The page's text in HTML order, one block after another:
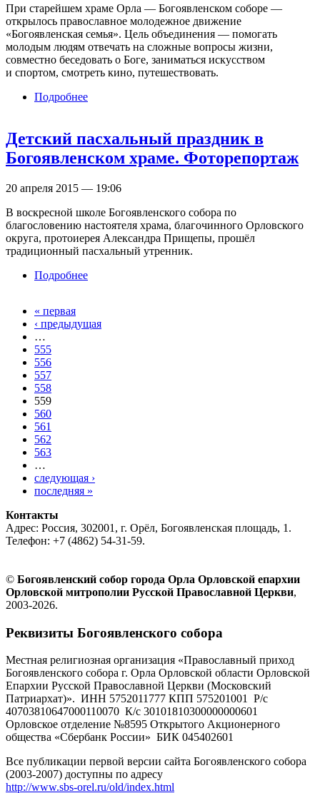
При старейшем храме Орла — Богоявленском соборе —
открылось православное молодежное движение
«Богоявленская семья». Цель объединения — помогать
молодым людям отвечать на сложные вопросы жизни,
совместно беседовать о Боге, заниматься искусством
и спортом, смотреть кино, путешествовать.
Подробнее
Детский пасхальный праздник в
Богоявленском храме. Фоторепортаж
20 апреля 2015 — 19:06
В воскресной школе Богоявленского собора по
благословению настоятеля храма, благочинного Орловского
округа, протоиерея Александра Прищепы, прошёл
традиционный пасхальный утренник.
Подробнее
Страницы
« первая
‹ предыдущая
…
555
556
557
558
559
560
561
562
563
…
следующая ›
последняя »
Контакты
Адрес: Россия, 302001, г. Орёл, Богоявленская площадь, 1.
Телефон: +7 (4862) 54-31-59.
© Богоявленский собор города Орла Орловской епархии
Орловской митрополии Русской Православной Церкви,
2003-2026.
Реквизиты Богоявленского собора
Местная религиозная организация «Православный приход
Богоявленского собора г. Орла Орловской области Орловской
Епархии Русской Православной Церкви (Московский
Патриархат)». ИНН 5752011777 КПП 575201001 Р/с
40703810647000110070 К/с 30101810300000000601
Орловское отделение №8595 Открытого Акционерного
общества «Сбербанк России» БИК 045402601
Все публикации первой версии сайта Богоявленского собора
(2003-2007) доступны по адресу
http://www.sbs-orel.ru/old/index.html